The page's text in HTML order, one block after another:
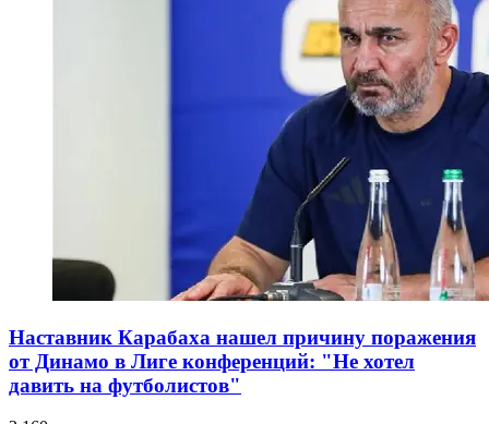
Наставник Карабаха нашел причину поражения
от Динамо в Лиге конференций: "Не хотел
давить на футболистов"